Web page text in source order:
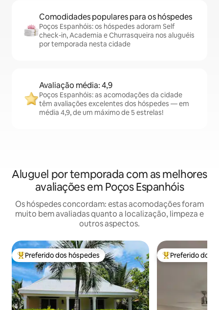
Comodidades populares para os hóspedes
Poços Espanhóis: os hóspedes adoram Self
check-in, Academia e Churrasqueira nos aluguéis
por temporada nesta cidade
Avaliação média: 4,9
Poços Espanhóis: as acomodações da cidade
têm avaliações excelentes dos hóspedes — em
média 4,9, de um máximo de 5 estrelas!
Aluguel por temporada com as melhores
avaliações em Poços Espanhóis
Os hóspedes concordam: estas acomodações foram
muito bem avaliadas quanto a localização, limpeza e
outros aspectos.
Entre os melhores preferidos dos hóspedes
Preferido dos hóspedes Entre os
Preferido dos